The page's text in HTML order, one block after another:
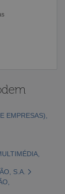
EMPRESAS),
S.A.